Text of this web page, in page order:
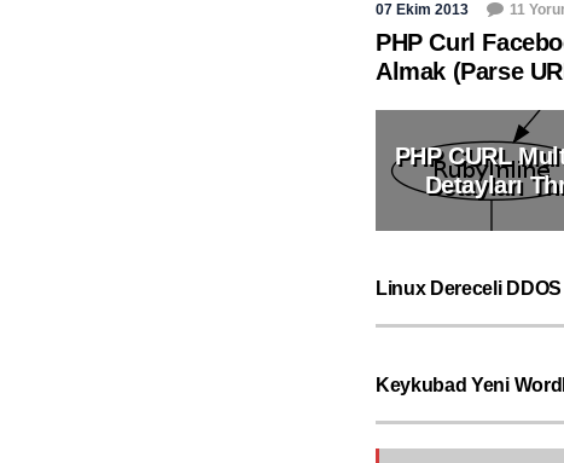
07 Ekim 2013 11
PHP Curl
Almak (Parse
PHP CURL
Detayları
Linux Dereceli
Keykubad Yeni